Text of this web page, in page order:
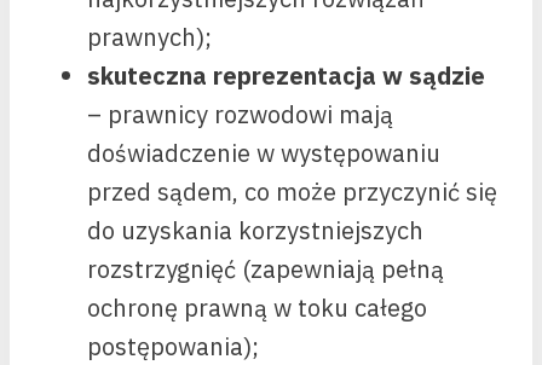
prawnych);
skuteczna reprezentacja w sądzie
– prawnicy rozwodowi mają
doświadczenie w występowaniu
przed sądem, co może przyczynić się
do uzyskania korzystniejszych
rozstrzygnięć (zapewniają pełną
ochronę prawną w toku całego
postępowania);